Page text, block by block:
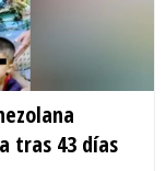
tras 43 días